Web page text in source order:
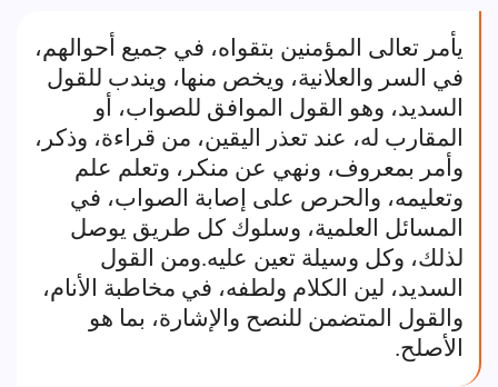
يأمر تعالى المؤمنين بتقواه، في جميع أحوالهم،
في السر والعلانية، ويخص منها، ويندب للقول
السديد، وهو القول الموافق للصواب، أو
المقارب له، عند تعذر اليقين، من قراءة، وذكر،
وأمر بمعروف، ونهي عن منكر، وتعلم علم
وتعليمه، والحرص على إصابة الصواب، في
المسائل العلمية، وسلوك كل طريق يوصل
لذلك، وكل وسيلة تعين عليه.ومن القول
السديد، لين الكلام ولطفه، في مخاطبة الأنام،
والقول المتضمن للنصح والإشارة، بما هو
الأصلح.